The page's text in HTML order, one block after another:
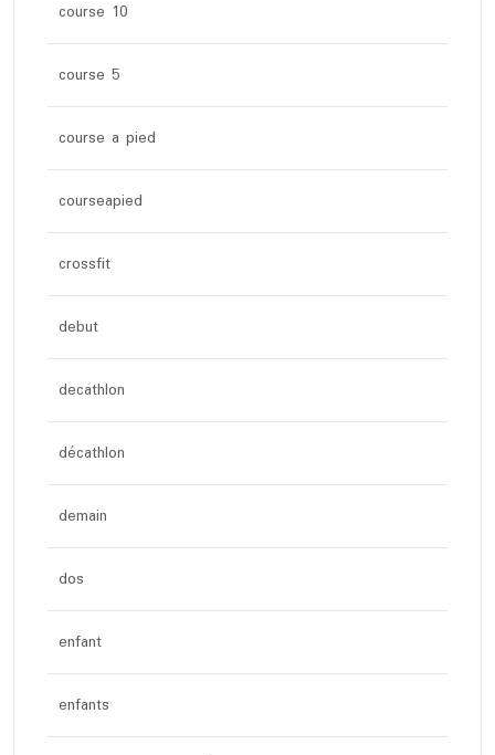
course 10
course 5
course a pied
courseapied
crossfit
debut
decathlon
décathlon
demain
dos
enfant
enfants